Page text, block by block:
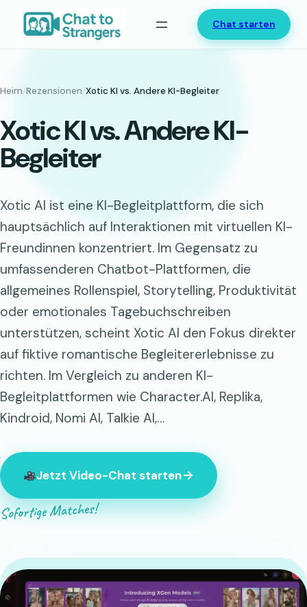
Inhalt
springen
Chat starten
Heim/Rezensionen/Xotic KI vs. Andere KI-Begleiter
Xotic KI vs. Andere KI-
Begleiter
Xotic AI ist eine KI-Begleitplattform, die sich
hauptsächlich auf Interaktionen mit virtuellen KI-
Freundinnen konzentriert. Im Gegensatz zu
umfassenderen Chatbot-Plattformen, die
allgemeines Rollenspiel, Storytelling, Produktivität
oder emotionales Tagebuchschreiben
unterstützen, scheint Xotic AI den Fokus direkter
auf fiktive romantische Begleitererlebnisse zu
richten. Im Vergleich zu anderen KI-
Begleitplattformen wie Character.AI, Replika,
Kindroid, Nomi AI, Talkie AI,…
Jetzt Video-Chat starten
Sofortige Matches!